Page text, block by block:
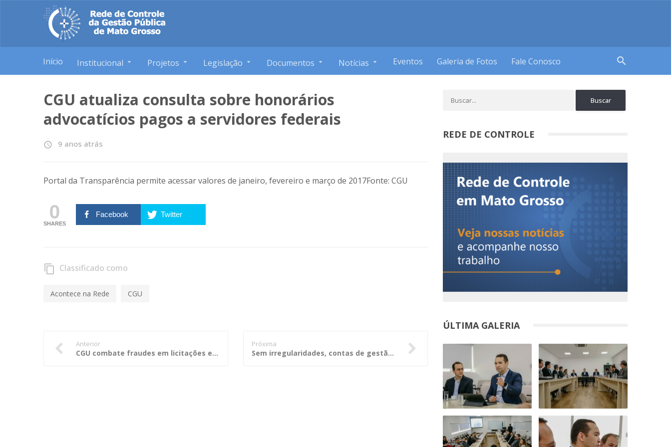
Início Institucional Projetos Legislação Documentos Notícias Eventos Galeria de Fotos Fale Conosco search
CGU atualiza consulta sobre honorários
advocatícios pagos a servidores federais
access_time 9 anos atrás
Portal da Transparência permite acessar valores de janeiro, fevereiro e março de 2017Fonte: CGU
0
SHARES
Facebook Twitter
content_copy Classificado como
Acontece na Rede CGU
Anterior
CGU combate fraudes em licitações e obras de infraestrutura no interior de Minas Gerais
Próxima
Sem irregularidades, contas de gestão da Câmara de Sorriso são aprovadas
REDE DE CONTROLE
ÚLTIMA GALERIA